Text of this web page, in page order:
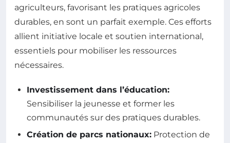
agriculteurs, favorisant les pratiques agricoles
durables, en sont un parfait exemple. Ces efforts
allient initiative locale et soutien international,
essentiels pour mobiliser les ressources
nécessaires.
Investissement dans l’éducation:
Sensibiliser la jeunesse et former les
communautés sur des pratiques durables.
Création de parcs nationaux: Protection de